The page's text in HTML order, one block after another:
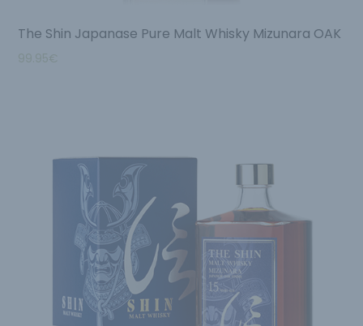
The Shin Japanase Pure Malt Whisky Mizunara OAK
99.95€